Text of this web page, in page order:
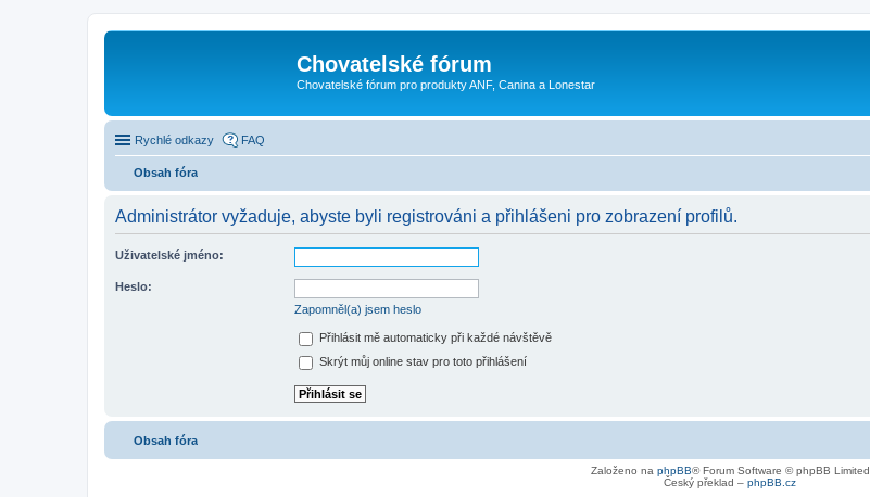
Chovatelské fórum
Chovatelské fórum pro produkty ANF, Canina a Lonestar
Rychlé odkazy FAQ
Obsah fóra
Administrátor vyžaduje, abyste byli registrováni a přihlášeni pro zobrazení profilů.
Uživatelské jméno:
Heslo:
Zapomněl(a) jsem heslo
Přihlásit mě automaticky při každé návštěvě
Skrýt můj online stav pro toto přihlášení
Obsah fóra
Založeno na phpBB® Forum Software © phpBB Limited
Český překlad – phpBB.cz